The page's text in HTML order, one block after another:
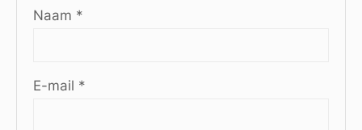
Naam *
E-mail *